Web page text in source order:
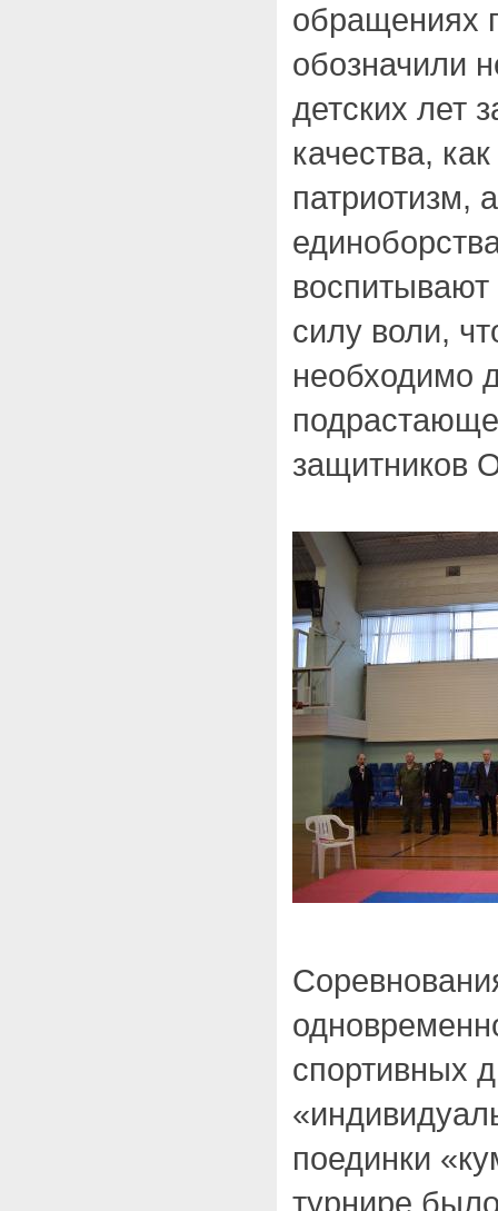
обращениях
обозначили
детских лет
качества,
патриотизм,
воспитывают
силу воли,
необходимо
защитников
спортивных
поединки
турнире